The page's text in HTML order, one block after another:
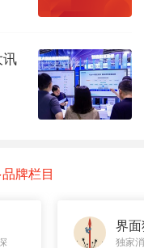
讯
牌栏目
界
独家